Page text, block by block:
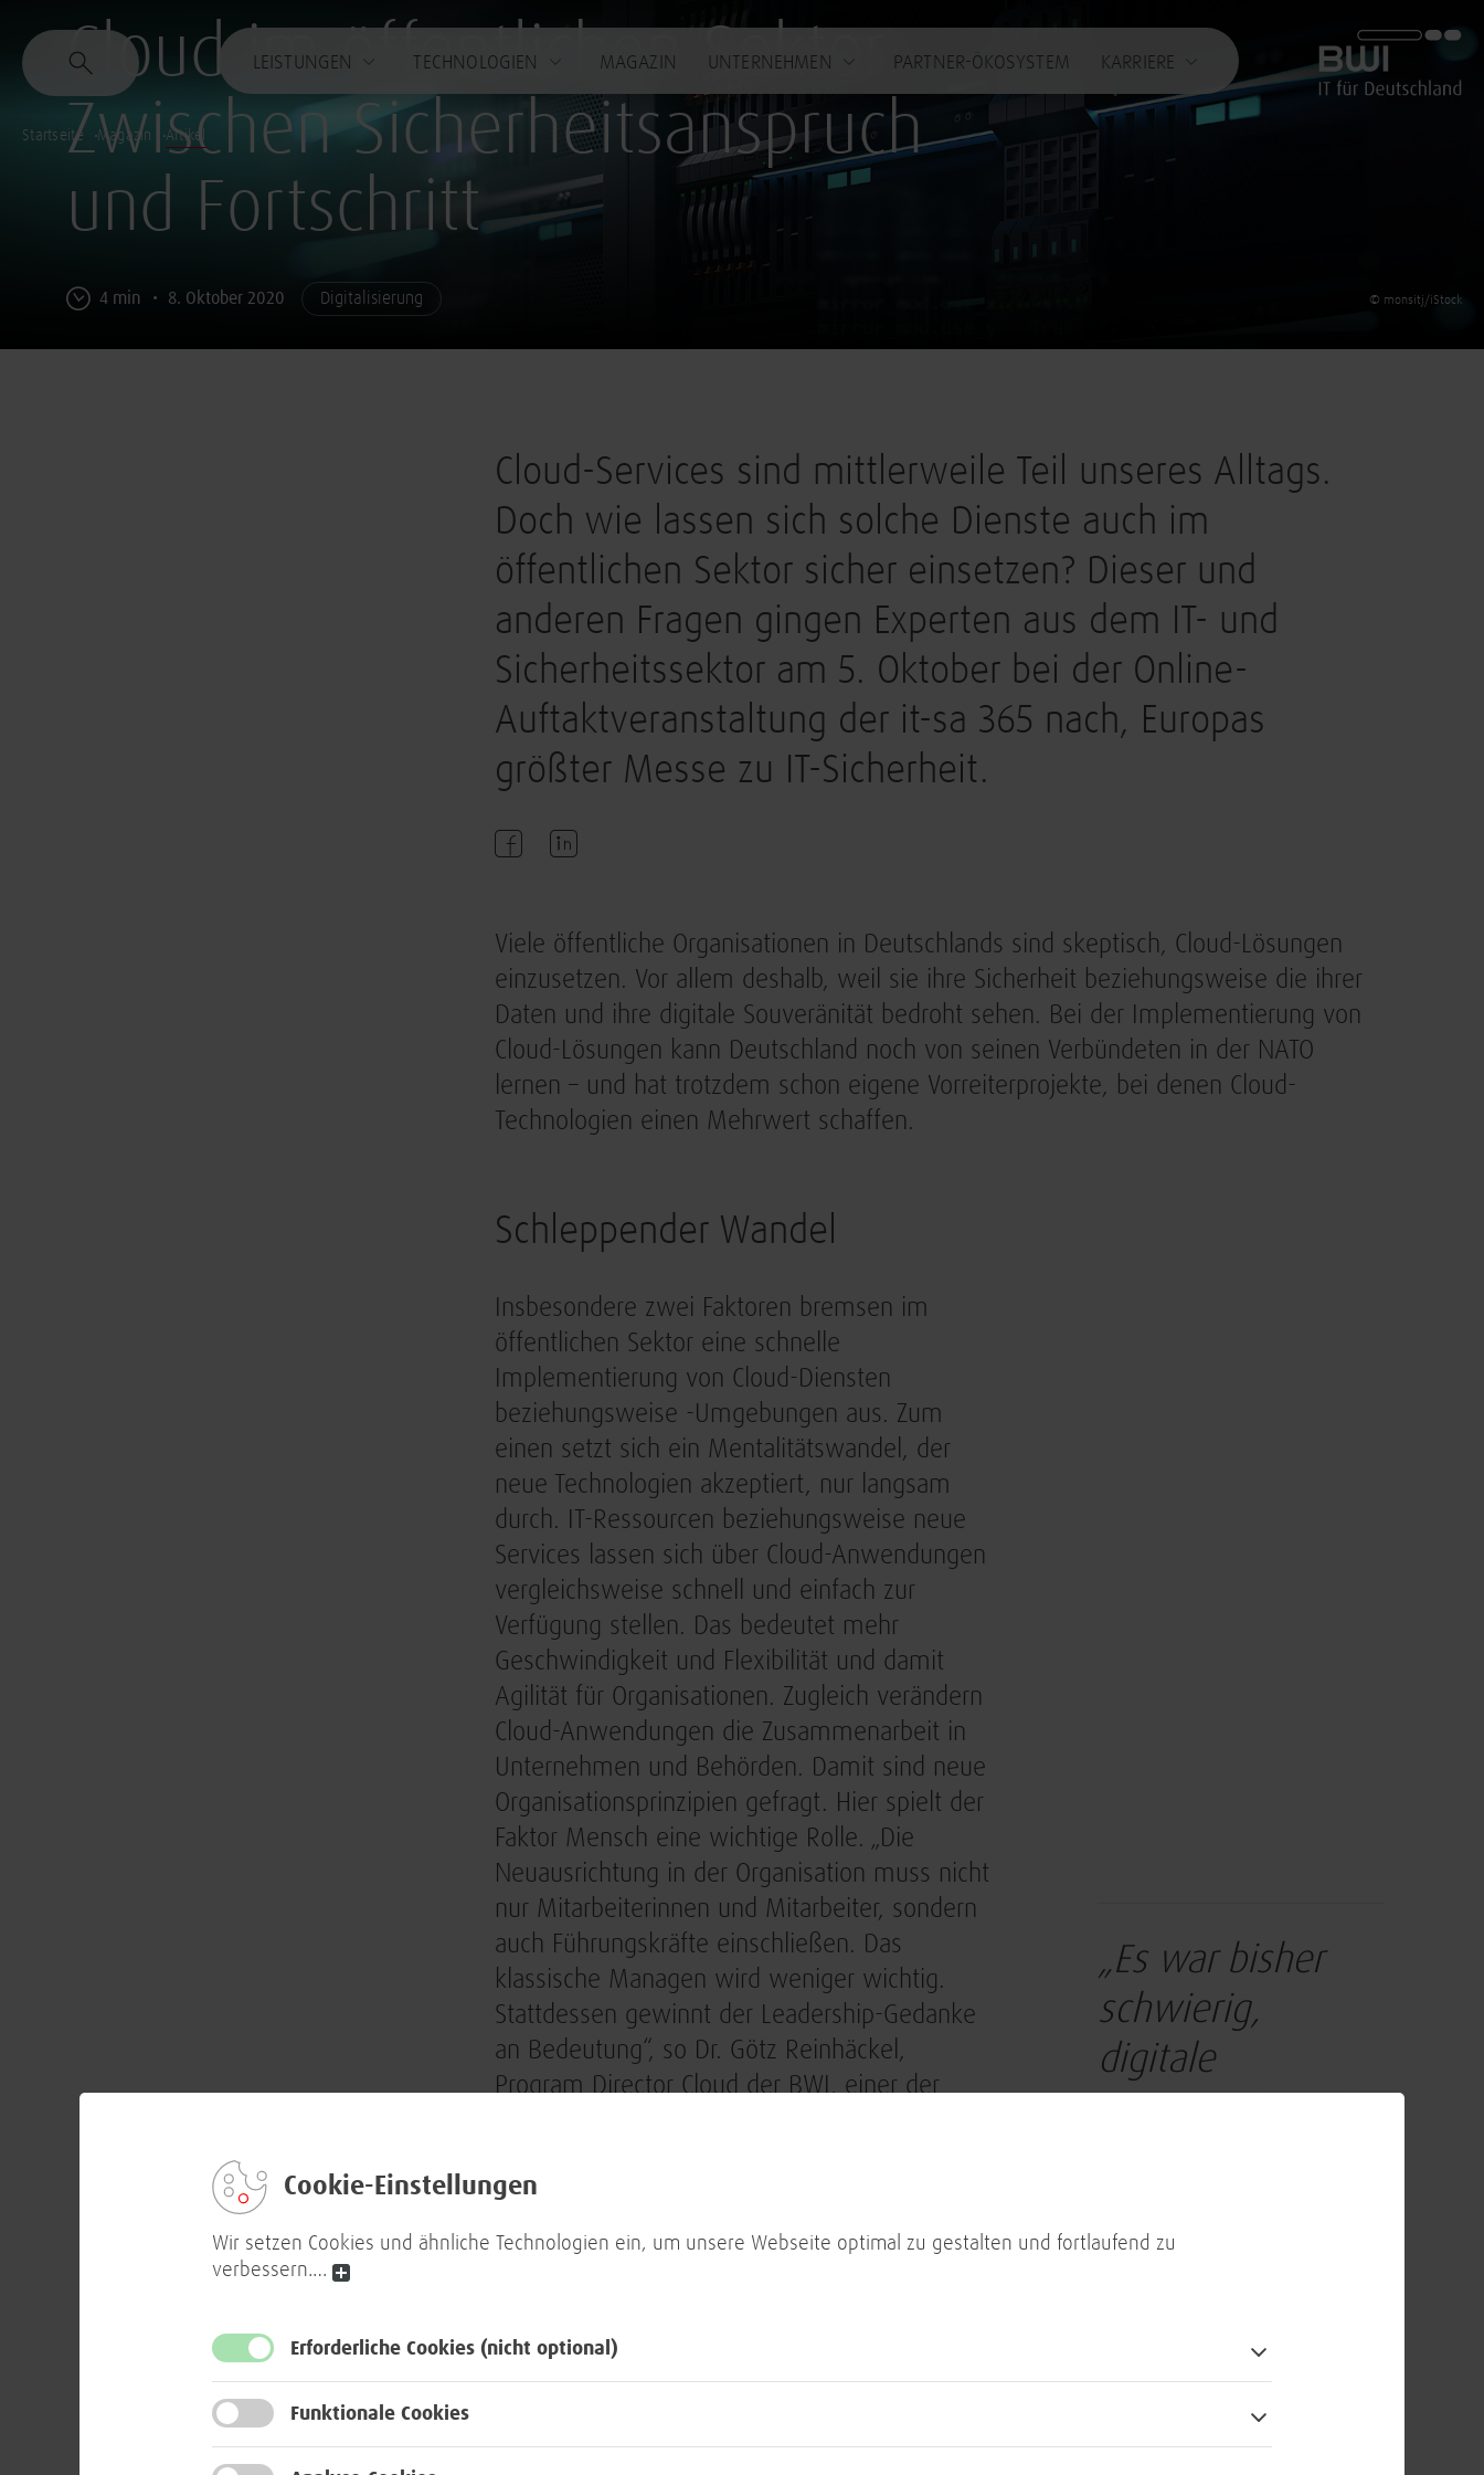
Cookie-Einstellungen
Wir setzen Cookies und ähnliche Technologien ein, um unsere Webseite optimal zu gestalten und fortlaufend zu
verbessern.…
Erforderliche Cookies (nicht optional)
Funktionale Cookies
LEISTUNGEN TECHNOLOGIEN MAGAZIN UNTERNEHMEN PARTNER-ÖKOSYSTEM KARRIERE
BWI GmbH
Startseite Magazin Artikel
© monsitj/iStock
Cloud im öffentlichen Sektor:
Zwischen Sicherheitsanspruch
und Fortschritt
4 min 8. Oktober 2020 Digitalisierung
Cloud-Services sind mittlerweile Teil unseres Alltags.
Doch wie lassen sich solche Dienste auch im
öffentlichen Sektor sicher einsetzen? Dieser und
anderen Fragen gingen Experten aus dem IT- und
Sicherheitssektor am 5. Oktober bei der Online-
Auftaktveranstaltung der it-sa 365 nach, Europas
größter Messe zu IT-Sicherheit.
Viele öffentliche Organisationen in Deutschlands sind skeptisch, Cloud-Lösungen
einzusetzen. Vor allem deshalb, weil sie ihre Sicherheit beziehungsweise die ihrer
Daten und ihre digitale Souveränität bedroht sehen. Bei der Implementierung von
Cloud-Lösungen kann Deutschland noch von seinen Verbündeten in der NATO
lernen – und hat trotzdem schon eigene Vorreiterprojekte, bei denen Cloud-
Technologien einen Mehrwert schaffen.
Schleppender Wandel
Insbesondere zwei Faktoren bremsen im
öffentlichen Sektor eine schnelle
Implementierung von Cloud-Diensten
beziehungsweise -Umgebungen aus. Zum
einen setzt sich ein Mentalitätswandel, der
neue Technologien akzeptiert, nur langsam
durch. IT-Ressourcen beziehungsweise neue
Services lassen sich über Cloud-Anwendungen
vergleichsweise schnell und einfach zur
Verfügung stellen. Das bedeutet mehr
Geschwindigkeit und Flexibilität und damit
Agilität für Organisationen. Zugleich verändern
Cloud-Anwendungen die Zusammenarbeit in
Unternehmen und Behörden. Damit sind neue
Organisationsprinzipien gefragt. Hier spielt der
Faktor Mensch eine wichtige Rolle. „Die
Neuausrichtung in der Organisation muss nicht
nur Mitarbeiterinnen und Mitarbeiter, sondern
auch Führungskräfte einschließen. Das
klassische Managen wird weniger wichtig.
Stattdessen gewinnt der Leadership-Gedanke
an Bedeutung“, so Dr. Götz Reinhäckel,
Program Director Cloud der BWI, einer der
sowohl Impulse von bottom-up, als auch von
top-down gefragt. Dabei betont Götz
Reinhäckel: „Es erfordert Mut, Veränderung
„Es war bisher
schwierig,
digitale
Doch in diesem
sich etwas.“
Dr. Götz Reinhäckel, Program
Director Cloud, BWI